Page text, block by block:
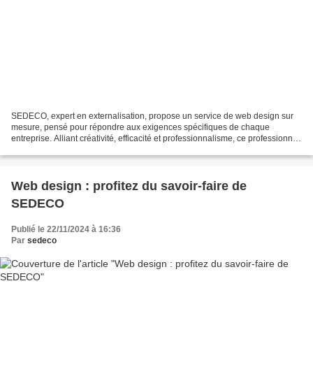
SEDECO, expert en externalisation, propose un service de web design sur
mesure, pensé pour répondre aux exigences spécifiques de chaque
entreprise. Alliant créativité, efficacité et professionnalisme, ce professionnel
Web design : profitez du savoir-faire de
SEDECO
Publié le 22/11/2024 à 16:36
Par sedeco